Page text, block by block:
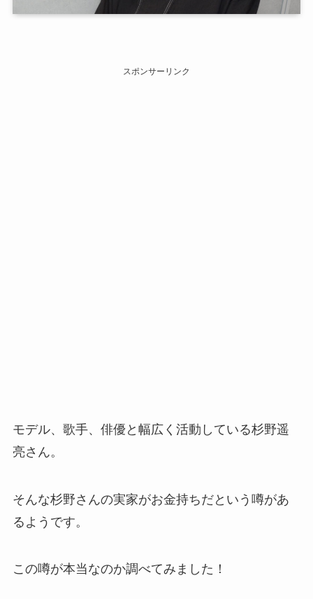
スポンサーリンク
モデル、歌手、俳優と幅広く活動している杉野遥
亮さん。
そんな杉野さんの実家がお金持ちだという噂があ
るようです。
この噂が本当なのか調べてみました！